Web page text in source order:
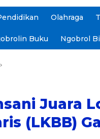
Olahraga
Buku Ngobrol
Juara
(LKBB)